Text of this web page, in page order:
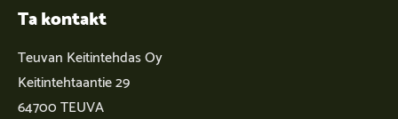
Ta kontakt
Teuvan Keitintehdas Oy
Keitintehtaantie 29
64700 TEUVA